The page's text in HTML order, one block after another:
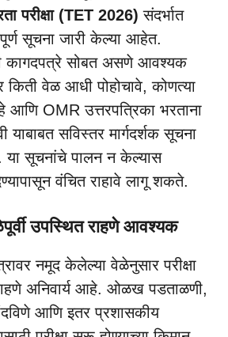
परीक्षा (TET 2026) संदर्भात
सूचना जारी केल्या आहेत.
कागदपत्रे सोबत असणे आवश्यक
किती वेळ आधी पोहोचावे, कोणत्या
आणि OMR उत्तरपत्रिका भरताना
याबाबत सविस्तर मार्गदर्शक सूचना
सूचनांचे पालन न केल्यास
वंचित राहावे लागू शकते.
उपस्थित राहणे आवश्यक
नमूद केलेल्या वेळेनुसार परीक्षा
अनिवार्य आहे. ओळख पडताळणी,
आणि इतर प्रशासकीय